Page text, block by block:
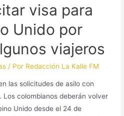
visa para
Unido por
viajeros
/ Por Redacción La Kalle FM
las solicitudes de asilo con
colombianos deberán volver
Unido desde el 24 de